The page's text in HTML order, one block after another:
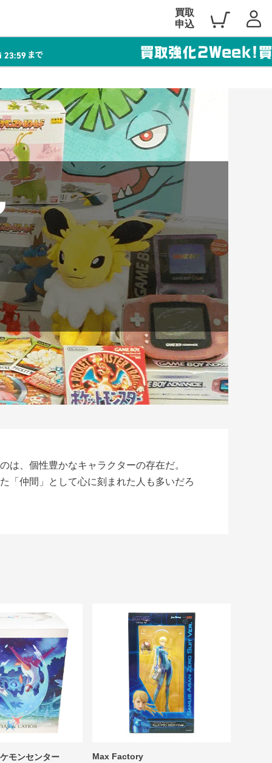
買取
申込
は、個性豊かなキャラクターの存在だ。
「仲間」として心に刻まれた人も多いだろ
モンセンター
Max Factory